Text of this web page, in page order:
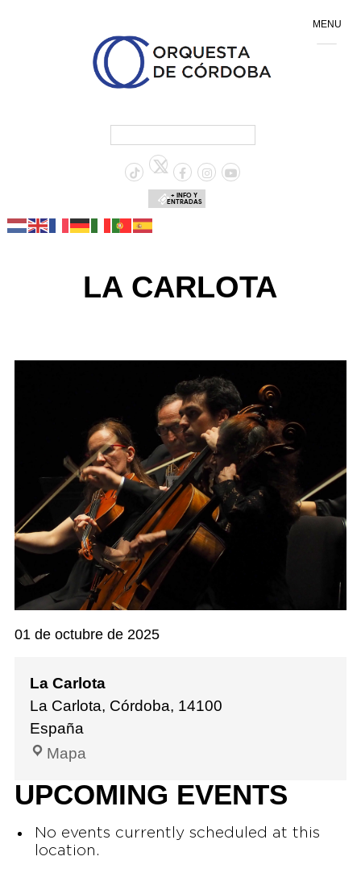
+ INFO Y
ENTRADAS
LA CARLOTA
01 de octubre de 2025
La Carlota
La Carlota, Córdoba, 14100
España
Mapa
UPCOMING EVENTS
No events currently scheduled at this
location.
MENU